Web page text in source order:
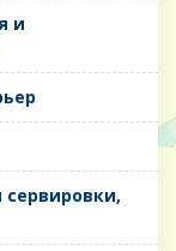
и
сервировки,